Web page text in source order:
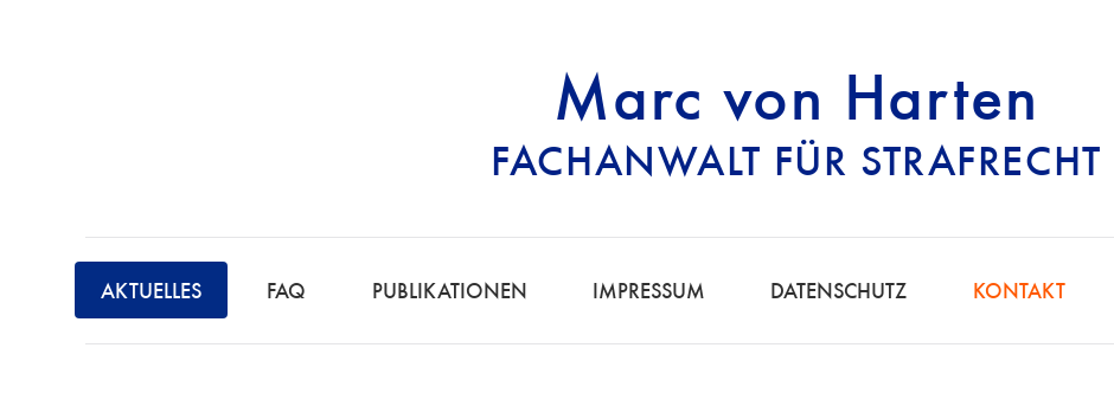
Marc von Harten
FACHANWALT FÜR STRAFRECHT
STRAFRECHT | RECHTSANWALT
F
C
H
AKTUELLES FAQ PUBLIKATIONEN IMPRESSUM DATENSCHUTZ KONTAKT